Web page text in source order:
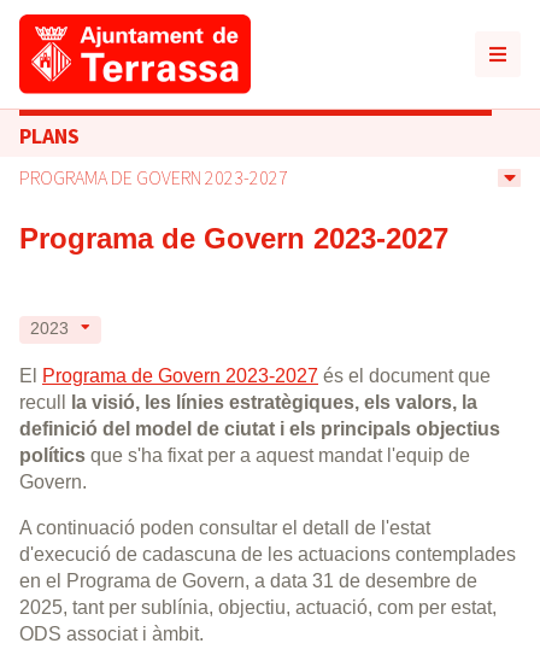
PLANS
PROGRAMA DE GOVERN 2023-2027
Programa de Govern 2023-2027
2023
El Programa de Govern 2023-2027 és el document que
recull
la visió, les línies estratègiques, els valors, la
definició del model de ciutat i els principals objectius
polítics que s'ha fixat per a aquest mandat l'equip de
Govern.
A continuació poden consultar el detall de l'estat
d'execució de cadascuna de les actuacions contemplades
en el Programa de Govern, a data 31 de desembre de
2025, tant per sublínia, objectiu, actuació, com per estat,
ODS associat i àmbit.